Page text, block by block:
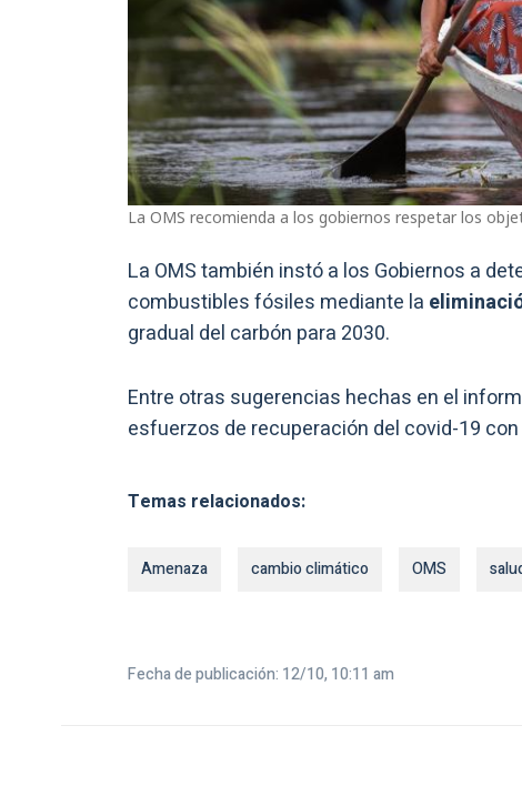
La OMS recomienda a los gobiernos respetar los
La OMS también instó a los Gobiernos a
combustibles fósiles mediante la
gradual del carbón para 2030.
Entre otras sugerencias hechas en el
esfuerzos de recuperación del covid-19
Temas relacionados:
Amenaza cambio climático OMS
Fecha de publicación: 12/10, 10:11 am